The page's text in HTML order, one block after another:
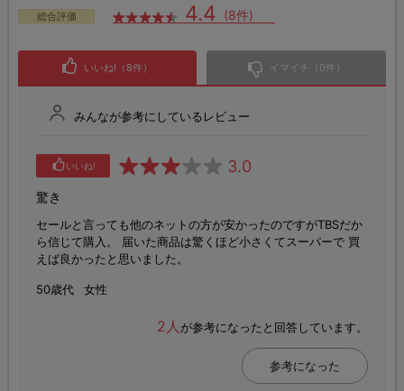
総合評価 4.4 (8件)
いいね!（8件） イマイチ（0件）
みんなが参考にしているレビュー
いいね! 3.0
驚き
セールと言っても他のネットの方が安かったのですがTBSだか
ら信じて購入。 届いた商品は驚くほど小さくてスーパーで 買
えば良かったと思いました。
50歳代 女性
2人 が参考になったと回答しています。
参考になった